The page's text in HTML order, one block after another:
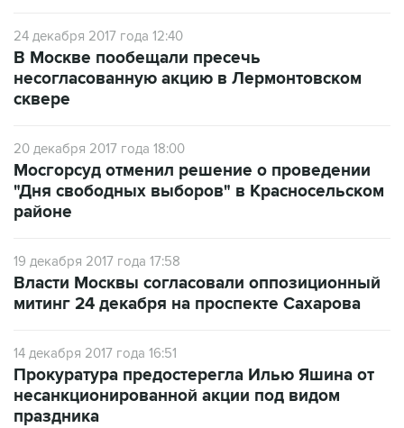
24 декабря 2017 года 12:40
В Москве пообещали пресечь
несогласованную акцию в Лермонтовском
сквере
20 декабря 2017 года 18:00
Мосгорсуд отменил решение о проведении
"Дня свободных выборов" в Красносельском
районе
19 декабря 2017 года 17:58
Власти Москвы согласовали оппозиционный
митинг 24 декабря на проспекте Сахарова
14 декабря 2017 года 16:51
Прокуратура предостерегла Илью Яшина от
несанкционированной акции под видом
праздника